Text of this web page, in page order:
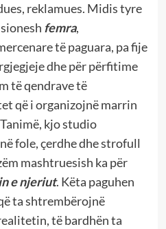
reklamues. Midis tyre
femra,
të paguara, pa fije
dhe për përfitime
të qendrave të
që i organizojnë marrin
kjo studio
fole, çerdhe dhe strofull
mashtruesish ka për
e njeriut. Këta paguhen
ta shtrembërojnë
të bardhën ta